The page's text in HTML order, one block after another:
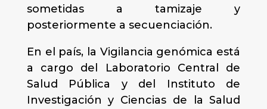
sometidas a tamizaje y
posteriormente a secuenciación.
En el país, la Vigilancia genómica está
a cargo del Laboratorio Central de
Salud Pública y del Instituto de
Investigación y Ciencias de la Salud